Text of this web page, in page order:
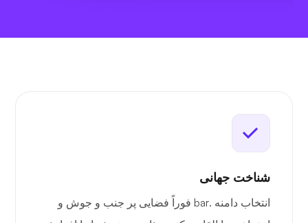
شناخت جهانی
انتخاب دامنه .bar فوراً فضایی پر جنب و جوش و